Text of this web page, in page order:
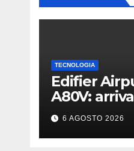
TECNOLOGIA
Edifier
A80V:
monitor Hi-
W con USB
6 AGOSTO 2026